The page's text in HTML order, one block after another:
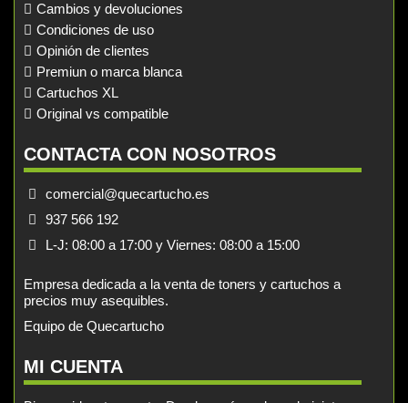
Cambios y devoluciones
Condiciones de uso
Opinión de clientes
Premiun o marca blanca
Cartuchos XL
Original vs compatible
CONTACTA CON NOSOTROS
comercial@quecartucho.es
937 566 192
L-J: 08:00 a 17:00 y Viernes: 08:00 a 15:00
Empresa dedicada a la venta de toners y cartuchos a
precios muy asequibles.
Equipo de Quecartucho
MI CUENTA